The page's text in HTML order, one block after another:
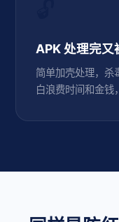
APK 处理完又
简单加壳处理，杀
白浪费时间和金钱